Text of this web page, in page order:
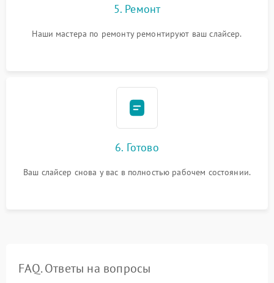
5. Ремонт
Наши мастера по ремонту ремонтируют ваш слайсер.
6. Готово
Ваш слайсер снова у вас в полностью рабочем состоянии.
FAQ. Ответы на вопросы